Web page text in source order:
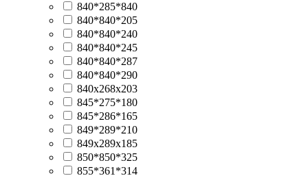
840*285*840
840*840*205
840*840*240
840*840*245
840*840*287
840*840*290
840х268x203
845*275*180
845*286*165
849*289*210
849х289х185
850*850*325
855*361*314